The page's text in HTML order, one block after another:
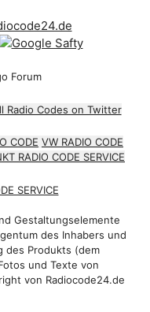
Forum
Radio Codes on Twitter
CODE VW RADIO CODE
RADIO CODE SERVICE
SERVICE
Gestaltungselemente
des Inhabers und
des Produkts (dem
und Texte von
von Radiocode24.de